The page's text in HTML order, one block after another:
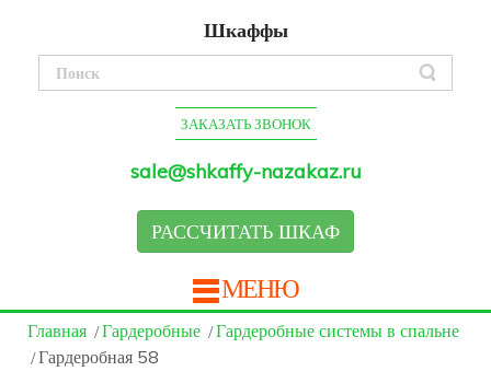
Шкаффы
ЗАКАЗАТЬ ЗВОНОК
sale@shkaffy-nazakaz.ru
РАССЧИТАТЬ ШКАФ
МЕНЮ
Главная Гардеробные
Гардеробные системы в спальне
Гардеробная 58